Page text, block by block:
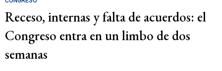
Receso, internas y falta de acuerdos: el
Congreso entra en un limbo de dos
semanas